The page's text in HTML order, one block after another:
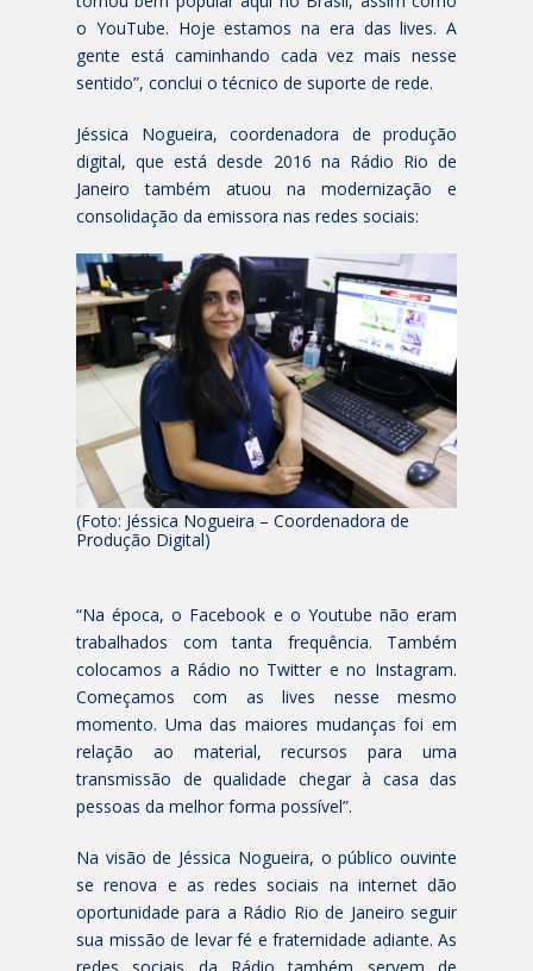
o YouTube. Hoje estamos na era das lives. A
gente está caminhando cada vez mais nesse
sentido”, conclui o técnico de suporte de rede.
Jéssica Nogueira, coordenadora de produção
digital, que está desde 2016 na Rádio Rio de
Janeiro também atuou na modernização e
consolidação da emissora nas redes sociais:
(Foto: Jéssica Nogueira – Coordenadora de
Produção Digital)
“Na época, o Facebook e o Youtube não eram
trabalhados com tanta frequência. Também
colocamos a Rádio no Twitter e no Instagram.
Começamos com as lives nesse mesmo
momento. Uma das maiores mudanças foi em
relação ao material, recursos para uma
transmissão de qualidade chegar à casa das
pessoas da melhor forma possível”.
Na visão de Jéssica Nogueira, o público ouvinte
se renova e as redes sociais na internet dão
oportunidade para a Rádio Rio de Janeiro seguir
sua missão de levar fé e fraternidade adiante. As
redes sociais da Rádio também servem de